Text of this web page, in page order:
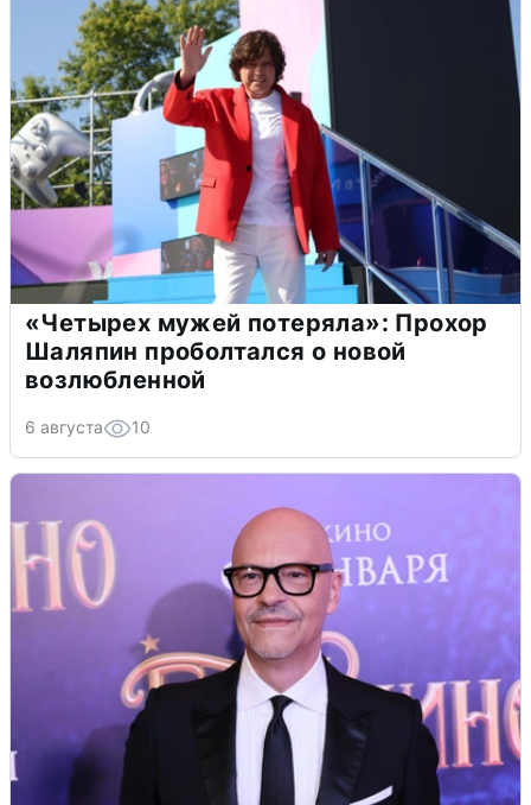
«Четырех мужей потеряла»: Прохор
Шаляпин проболтался о новой
возлюбленной
6 августа 10